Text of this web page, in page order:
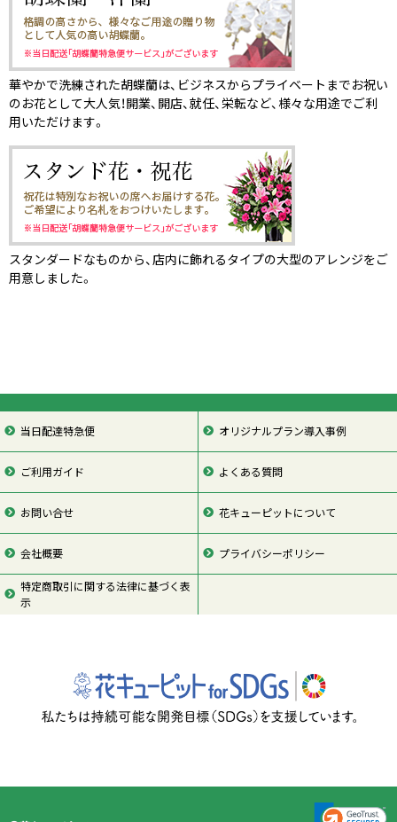
華やかで洗練された胡蝶蘭は、ビジネスからプライベートまでお祝い
のお花として大人気！開業、開店、就任、栄転など、様々な用途でご利
用いただけます。
スタンダードなものから、店内に飾れるタイプの大型のアレンジをご
用意しました。
当日配達特急便 オリジナルプラン導入事例
ご利用ガイド よくある質問
お問い合せ 花キューピットについて
会社概要 プライバシーポリシー
特定商取引に関する法律に基づく表
示
ページの先頭